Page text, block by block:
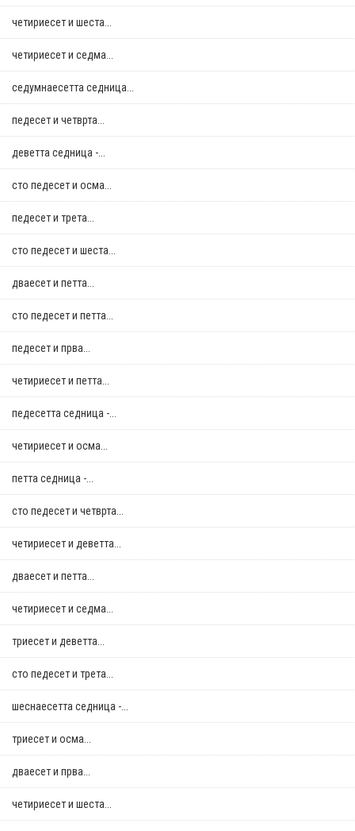
четириесет и шеста...
четириесет и седма...
седумнаесетта седница...
педесет и четврта...
деветта седница -...
сто педесет и осма...
педесет и трета...
сто педесет и шеста...
дваесет и петта...
сто педесет и петта...
педесет и прва...
четириесет и петта...
педесетта седница -...
четириесет и осма...
петта седница -...
сто педесет и четврта...
четириесет и деветта...
дваесет и петта...
четириесет и седма...
триесет и деветта...
сто педесет и трета...
шеснаесетта седница -...
триесет и осма...
дваесет и прва...
четириесет и шеста...